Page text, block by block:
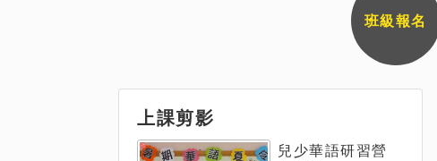
班級報名
上課剪影
兒少華語研習營